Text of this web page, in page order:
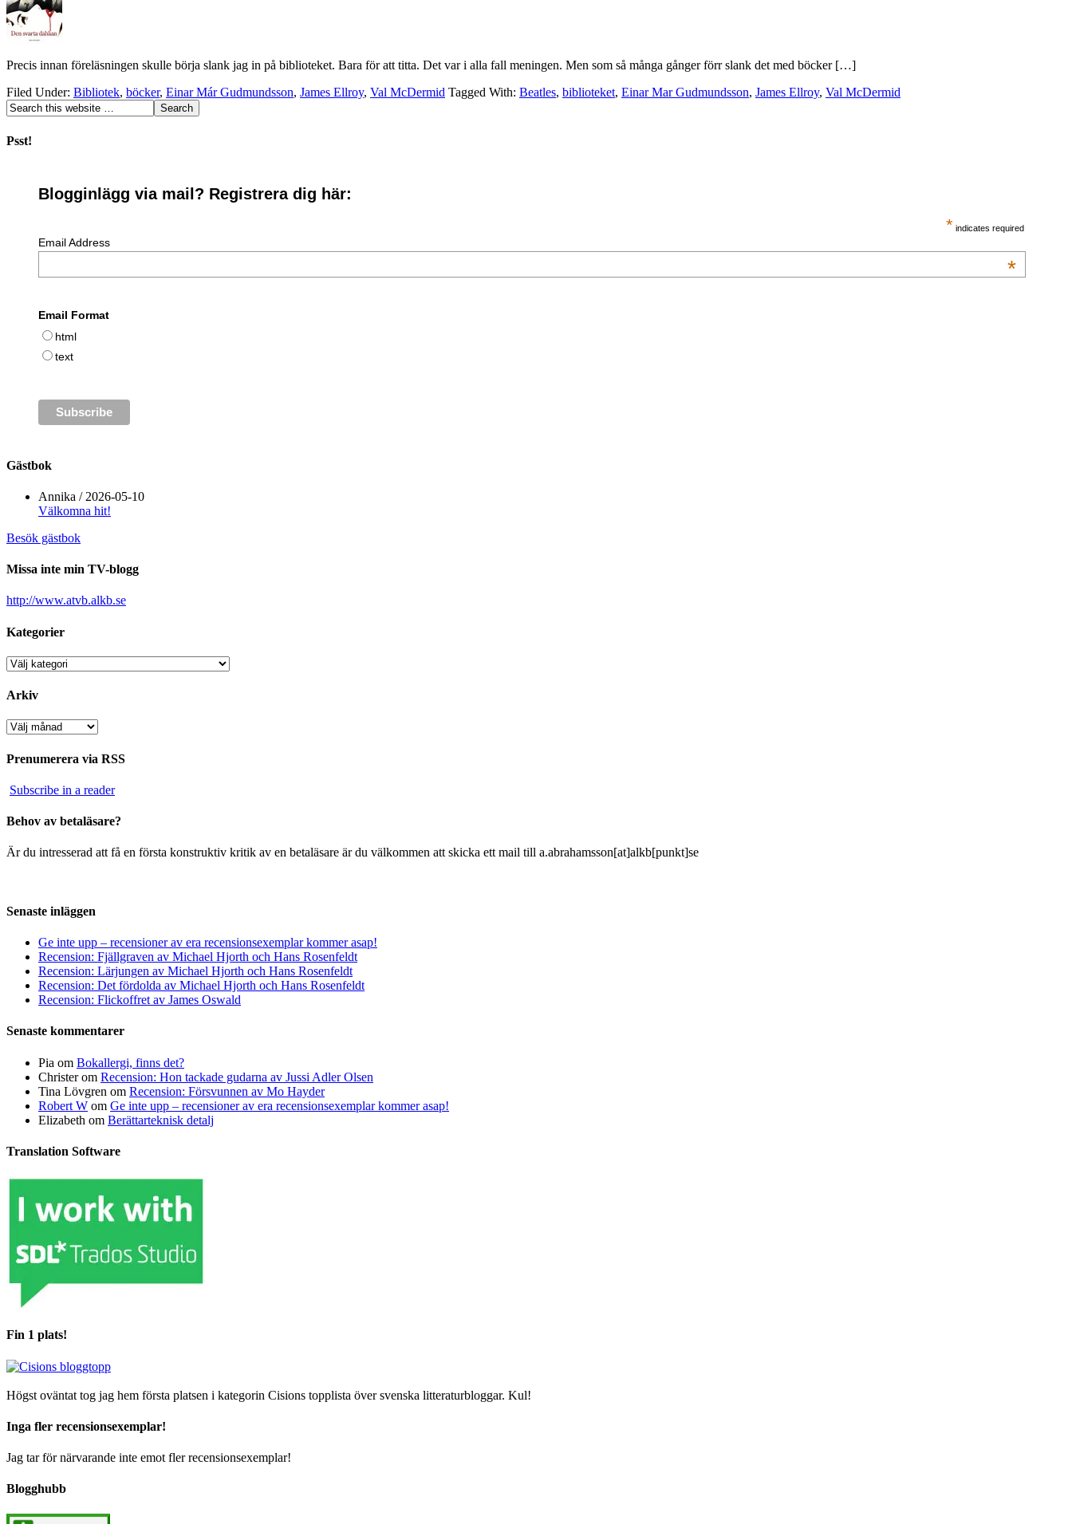
Precis innan föreläsningen skulle börja slank jag in på biblioteket. Bara för att titta. Det var i alla fall meningen. Men som så många gånger förr slank det med böcker […]
Filed Under: Bibliotek, böcker, Einar Már Gudmundsson, James Ellroy, Val McDermid Tagged With: Beatles, biblioteket, Einar Mar Gudmundsson, James Ellroy, Val McDermid
Psst!
Blogginlägg via mail? Registrera dig här:
* indicates required
Email Address
*
Email Format
html
text
Gästbok
Annika / 2026-05-10
Välkomna hit!
Besök gästbok
Missa inte min TV-blogg
http://www.atvb.alkb.se
Kategorier
Kategorier
Arkiv
Arkiv
Prenumerera via RSS
Subscribe in a reader
Behov av betaläsare?
Är du intresserad att få en första konstruktiv kritik av en betaläsare är du välkommen att skicka ett mail till a.abrahamsson[at]alkb[punkt]se
Senaste inläggen
Ge inte upp – recensioner av era recensionsexemplar kommer asap!
Recension: Fjällgraven av Michael Hjorth och Hans Rosenfeldt
Recension: Lärjungen av Michael Hjorth och Hans Rosenfeldt
Recension: Det fördolda av Michael Hjorth och Hans Rosenfeldt
Recension: Flickoffret av James Oswald
Senaste kommentarer
Pia om Bokallergi, finns det?
Christerom Recension: Hon tackade gudarna av Jussi Adler Olsen
Tina Lövgren om Recension: Försvunnen av Mo Hayder
Robert W om Ge inte upp – recensioner av era recensionsexemplar kommer asap!
Elizabeth om Berättarteknisk detalj
Translation Software
Fin 1 plats!
Högst oväntat tog jag hem första platsen i kategorin Cisions topplista över svenska litteraturbloggar. Kul!
Inga fler recensionsexemplar!
Jag tar för närvarande inte emot fler recensionsexemplar!
Blogghubb